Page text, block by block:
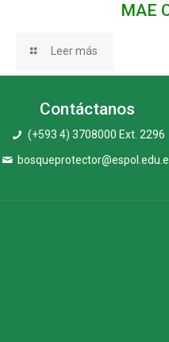
MAE
Leer más
Contáctanos
(+593 4) 3708000 Ext. 2296